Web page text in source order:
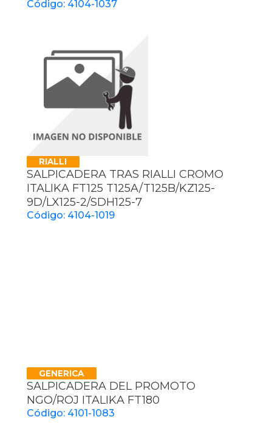
Código: 4104-1037
RIALLI
SALPICADERA TRAS RIALLI CROMO
ITALIKA FT125 T125A/T125B/KZ125-
9D/LX125-2/SDH125-7
Código: 4104-1019
GENERICA
SALPICADERA DEL PROMOTO
NGO/ROJ ITALIKA FT180
Código: 4101-1083